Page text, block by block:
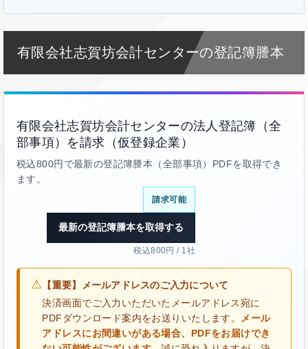
有限会社志賀坊会計センターの登記簿謄本
有限会社志賀坊会計センターの法人登記簿（全
部事項）を請求（仮登録企業）
税込800円で最新の登記簿謄本（全部事項）PDFを取得でき
ます。
請求可能
最新の登記簿謄本を取得する
税込800円 / 1社
⚠ 【重要】メールアドレスのご入力について
決済画面でご入力いただいたメールアドレス宛に
PDFダウンロード案内をお送りいたします。
メール
アドレスにお間違いがある場合、PDFをお届けでき